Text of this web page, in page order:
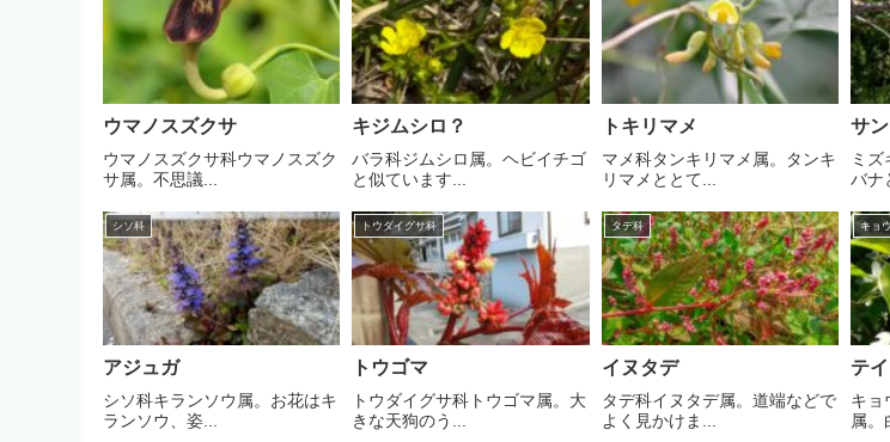
ウマノスズクサ
ウマノスズクサ科ウマノスズク
サ属。不思議...
キジムシロ？
バラ科ジムシロ属。ヘビイチゴ
と似ています...
トキリマメ
マメ科タンキリマメ属。タンキ
リマメととて...
サ
ミ
バナ
シソ科
アジュガ
シソ科キランソウ属。お花はキ
ランソウ、姿...
トウダイグサ科
トウゴマ
トウダイグサ科トウゴマ属。大
きな天狗のう...
タデ科
イヌタデ
タデ科イヌタデ属。道端などで
よく見かけま...
キョ
テ
キョ
属。